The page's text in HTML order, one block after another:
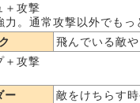
＋攻撃
。通常攻撃以外でも
飛んでいる敵
＋攻撃
ー
敵をけちらす